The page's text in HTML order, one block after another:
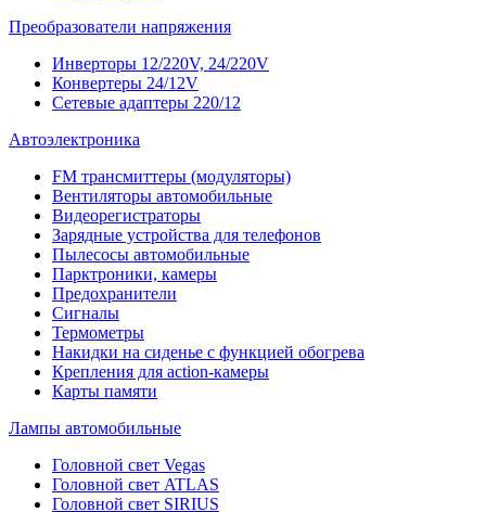
Преобразователи напряжения
Инверторы 12/220V, 24/220V
Конвертеры 24/12V
Сетевые адаптеры 220/12
Автоэлектроника
FM трансмиттеры (модуляторы)
Вентиляторы автомобильные
Видеорегистраторы
Зарядные устройства для телефонов
Пылесосы автомобильные
Парктроники, камеры
Предохранители
Сигналы
Термометры
Накидки на сиденье с функцией обогрева
Крепления для action-камеры
Карты памяти
Лампы автомобильные
Головной свет Vegas
Головной свет ATLAS
Головной свет SIRIUS